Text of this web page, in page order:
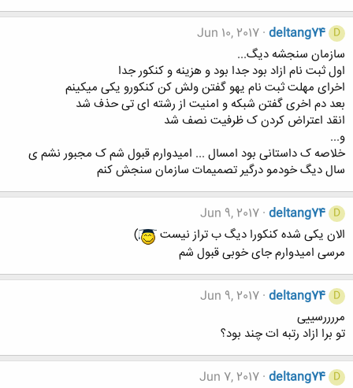
D
deltang74
Jun 10, 2017
سازمان سنجشه دیگ...
اول ثبت نام ازاد بود جدا بود و هزینه و کنکور جدا
اخرای مهلت ثبت نام یهو گفتن ولش کن کنکورو یکی میکینم
بعد دم اخری گفتن شبکه و امنیت از رشته ای تی حذف شد
انقد اعتراض کردن ک ظرفیت نصف شد
و...
خلاصه ک داستانی بود امسال ... امیدوارم قبول شم ک مجبور نشم ی
سال دیگ خودمو درگیر تصمیمات سازمان سنجش کنم
D
deltang74
Jun 9, 2017
الان یکی شده کنکورا دیگ ب تراز نیست
)
مرسی امیدوارم جای خوبی قبول شم
D
deltang74
Jun 9, 2017
مررررسییی
تو برا ازاد رتبه ات چند بود؟
D
deltang74
Jun 7, 2017